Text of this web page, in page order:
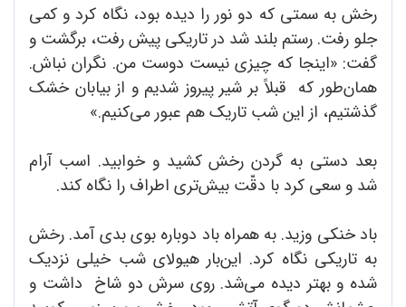
رخش به سمتی که دو نور را دیده بود، نگاه کرد و کمی
جلو رفت. رستم بلند شد در تاریکی پیش رفت، برگشت و
گفت: «اینجا که چیزی نیست دوست من. نگران نباش.
همان‌طور که قبلاً بر شیر پیروز شدیم و از بیابان خشک
گذشتیم، از این شب تاریک هم عبور می‌کنیم.»
بعد دستی به گردن رخش کشید و خوابید. اسب آرام
شد و سعی کرد با دقّت بیش‌تری اطراف را نگاه کند.
باد خنکی وزید. به همراه باد دوباره بوی بدی آمد. رخش
به تاریکی نگاه کرد. این‌بار هیولای شب خیلی نزدیک
شده و بهتر دیده می‌شد. روی سرش دو شاخ داشت و